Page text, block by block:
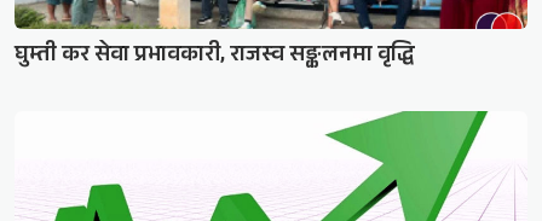
घुम्ती कर सेवा प्रभावकारी, राजस्व सङ्कलनमा वृद्धि